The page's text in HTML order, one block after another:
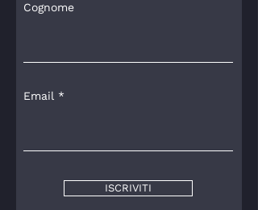
Cognome
Email
ISCRIVITI